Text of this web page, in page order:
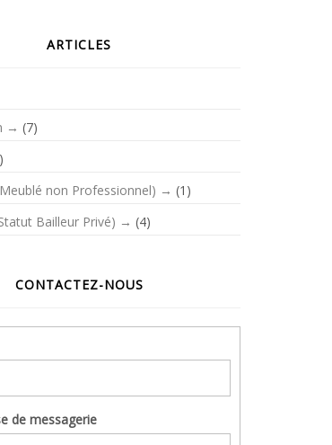
ARTICLES
(7)
non Professionnel)
(1)
Bailleur Privé)
(4)
CONTACTEZ-NOUS
de messagerie